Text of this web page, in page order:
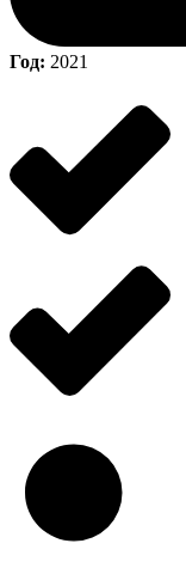
Год: 2021